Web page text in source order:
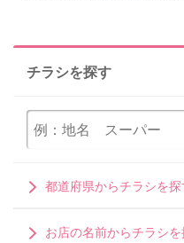
チラシを探す
都道府県からチラシを探
お店の名前からチラシを